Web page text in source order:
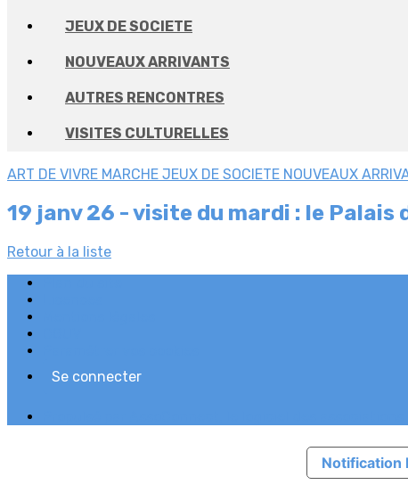
JEUX DE SOCIETE
NOUVEAUX ARRIVANTS
AUTRES RENCONTRES
VISITES CULTURELLES
ART DE VIVRE MARCHE JEUX DE SOCIETE NOUVEAUX
19 janv 26 - visite du mardi : le
Retour à la liste
Se connecter
Notification